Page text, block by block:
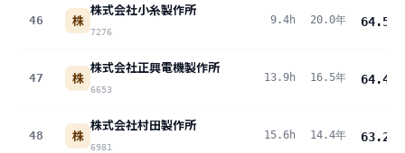
46 株
株式会社小糸製作所
7276
9.4h 20.0年 64.5
47 株
株式会社正興電機製作所
6653
13.9h 16.5年 64.4
48 株
株式会社村田製作所
6981
15.6h 14.4年 63.2